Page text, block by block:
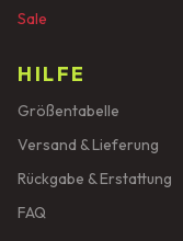
Sale
HILFE
Größentabelle
Versand & Lieferung
Rückgabe & Erstattung
FAQ